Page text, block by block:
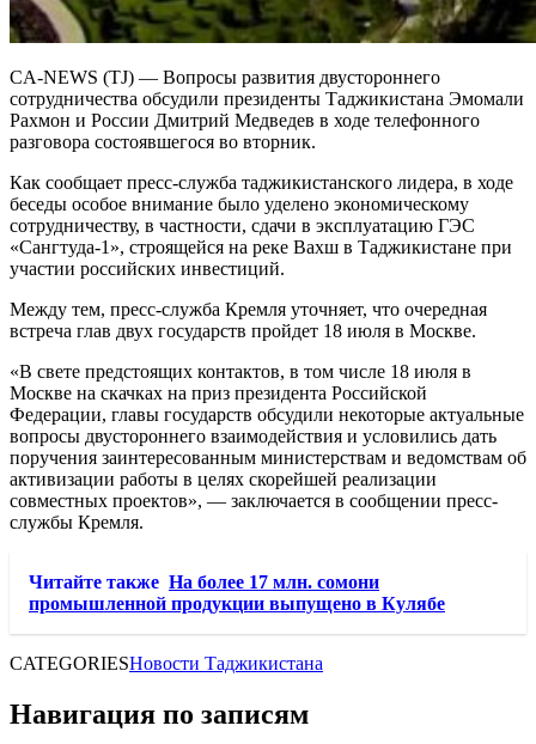
CA-NEWS (TJ) — Вопросы развития двустороннего
сотрудничества обсудили президенты Таджикистана Эмомали
Рахмон и России Дмитрий Медведев в ходе телефонного
разговора состоявшегося во вторник.
Как сообщает пресс-служба таджикистанского лидера, в ходе
беседы особое внимание было уделено экономическому
сотрудничеству, в частности, сдачи в эксплуатацию ГЭС
«Сангтуда-1», строящейся на реке Вахш в Таджикистане при
участии российских инвестиций.
Между тем, пресс-служба Кремля уточняет, что очередная
встреча глав двух государств пройдет 18 июля в Москве.
«В свете предстоящих контактов, в том числе 18 июля в
Москве на скачках на приз президента Российской
Федерации, главы государств обсудили некоторые актуальные
вопросы двустороннего взаимодействия и условились дать
поручения заинтересованным министерствам и ведомствам об
активизации работы в целях скорейшей реализации
совместных проектов», — заключается в сообщении пресс-
службы Кремля.
Читайте также На более 17 млн. сомони
промышленной продукции выпущено в Кулябе
CATEGORIESНовости Таджикистана
Навигация по записям